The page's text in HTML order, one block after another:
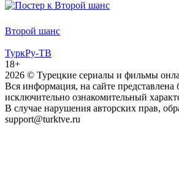
Второй шанс
ТуркРу-ТВ
18+
2026 © Турецкие сериалы и фильмы
Вся информация, на сайте представлена
исключительно ознакомительный
В случае нарушения авторских прав,
support@turktve.ru